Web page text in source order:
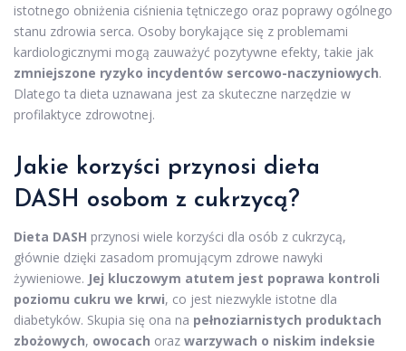
istotnego obniżenia ciśnienia tętniczego oraz poprawy ogólnego
stanu zdrowia serca. Osoby borykające się z problemami
kardiologicznymi mogą zauważyć pozytywne efekty, takie jak
zmniejszone ryzyko incydentów sercowo-naczyniowych.
Dlatego ta dieta uznawana jest za skuteczne narzędzie w
profilaktyce zdrowotnej.
Jakie korzyści przynosi dieta
DASH osobom z cukrzycą?
Dieta DASH przynosi wiele korzyści dla osób z cukrzycą,
głównie dzięki zasadom promującym zdrowe nawyki
żywieniowe. Jej kluczowym atutem jest poprawa kontroli
poziomu cukru we krwi, co jest niezwykle istotne dla
diabetyków. Skupia się ona na pełnoziarnistych produktach
zbożowych, owocach oraz warzywach o niskim indeksie